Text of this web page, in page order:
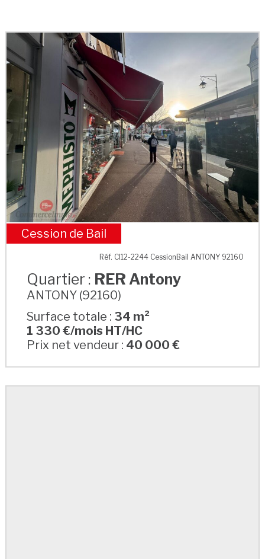
RER Antony
Cession de Bail
Réf. CI12-2244 CessionBail ANTONY 92160
Quartier : RER Antony
ANTONY (92160)
Surface totale : 34 m²
1 330 €/mois HT/HC
Prix net vendeur : 40 000 €